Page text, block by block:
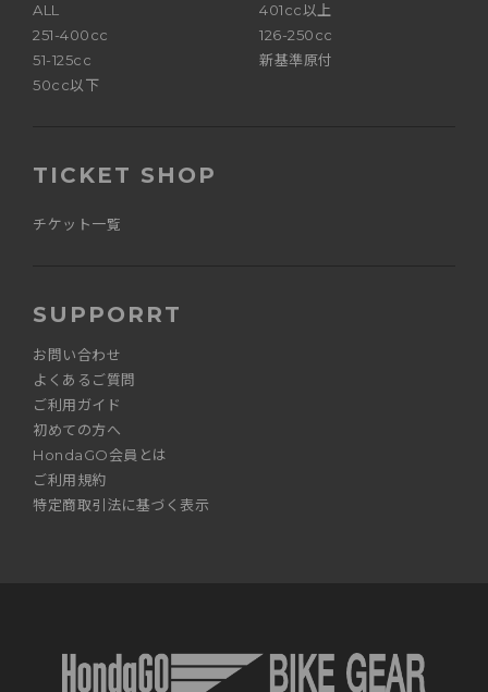
ALL
401cc以上
251-400cc
126-250cc
51-125cc
新基準原付
50cc以下
TICKET SHOP
チケット一覧
SUPPORRT
お問い合わせ
よくあるご質問
ご利用ガイド
初めての方へ
HondaGO会員とは
ご利用規約
特定商取引法に基づく表示